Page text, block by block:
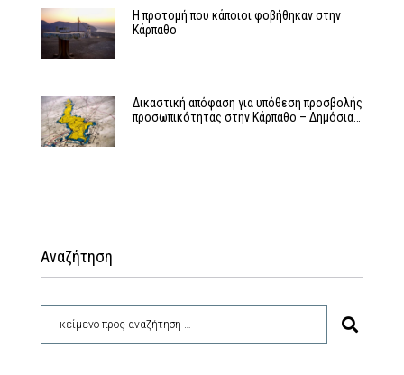
Η προτομή που κάποιοι φοβήθηκαν στην
Κάρπαθο
Δικαστική απόφαση για υπόθεση προσβολής
προσωπικότητας στην Κάρπαθο – Δημόσια…
Αναζήτηση